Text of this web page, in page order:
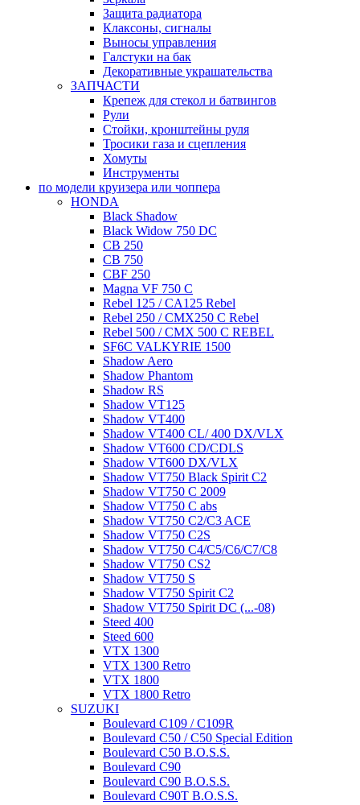
Защита радиатора
Клаксоны, сигналы
Выносы управления
Галстуки на бак
Декоративные украшательства
ЗАПЧАСТИ
Крепеж для стекол и батвингов
Рули
Стойки, кронштейны руля
Тросики газа и сцепления
Хомуты
Инструменты
по модели круизера или чоппера
HONDA
Black Shadow
Black Widow 750 DC
CB 250
CB 750
CBF 250
Magna VF 750 C
Rebel 125 / CA125 Rebel
Rebel 250 / CMX250 C Rebel
Rebel 500 / CMX 500 C REBEL
SF6C VALKYRIE 1500
Shadow Aero
Shadow Phantom
Shadow RS
Shadow VT125
Shadow VT400
Shadow VT400 CL/ 400 DX/VLX
Shadow VT600 CD/CDLS
Shadow VT600 DX/VLX
Shadow VT750 Black Spirit C2
Shadow VT750 C 2009
Shadow VT750 C abs
Shadow VT750 C2/C3 ACE
Shadow VT750 C2S
Shadow VT750 C4/C5/C6/C7/C8
Shadow VT750 CS2
Shadow VT750 S
Shadow VT750 Spirit C2
Shadow VT750 Spirit DC (...-08)
Steed 400
Steed 600
VTX 1300
VTX 1300 Retro
VTX 1800
VTX 1800 Retro
SUZUKI
Boulevard C109 / C109R
Boulevard C50 / C50 Special Edition
Boulevard C50 B.O.S.S.
Boulevard C90
Boulevard C90 B.O.S.S.
Boulevard C90T B.O.S.S.